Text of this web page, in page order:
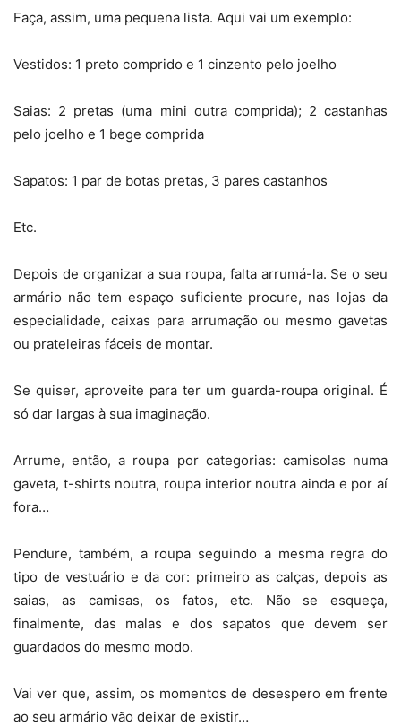
Faça, assim, uma pequena lista. Aqui vai um exemplo:
Vestidos: 1 preto comprido e 1 cinzento pelo joelho
Saias: 2 pretas (uma mini outra comprida); 2 castanhas
pelo joelho e 1 bege comprida
Sapatos: 1 par de botas pretas, 3 pares castanhos
Etc.
Depois de organizar a sua roupa, falta arrumá-la. Se o seu
armário não tem espaço suficiente procure, nas lojas da
especialidade, caixas para arrumação ou mesmo gavetas
ou prateleiras fáceis de montar.
Se quiser, aproveite para ter um guarda-roupa original. É
só dar largas à sua imaginação.
Arrume, então, a roupa por categorias: camisolas numa
gaveta, t-shirts noutra, roupa interior noutra ainda e por aí
fora…
Pendure, também, a roupa seguindo a mesma regra do
tipo de vestuário e da cor: primeiro as calças, depois as
saias, as camisas, os fatos, etc. Não se esqueça,
finalmente, das malas e dos sapatos que devem ser
guardados do mesmo modo.
Vai ver que, assim, os momentos de desespero em frente
ao seu armário vão deixar de existir…